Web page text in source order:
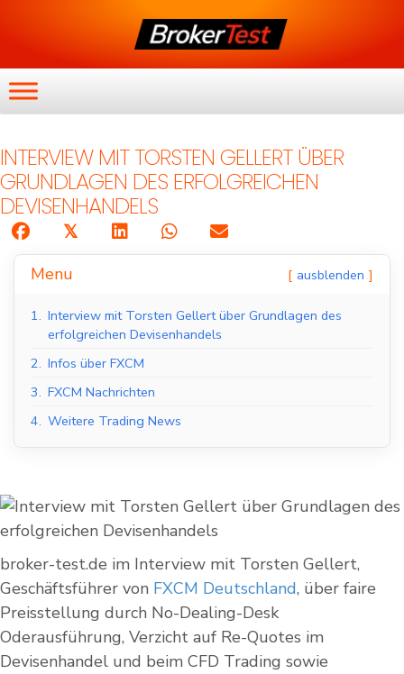
INTERVIEW MIT TORSTEN GELLERT ÜBER
GRUNDLAGEN DES ERFOLGREICHEN
DEVISENHANDELS
𝕏
Menu ausblenden
1. Interview mit Torsten Gellert über Grundlagen des
erfolgreichen Devisenhandels
2. Infos über FXCM
3. FXCM Nachrichten
4. Weitere Trading News
broker-test.de im Interview mit Torsten Gellert,
Geschäftsführer von FXCM Deutschland, über faire
Preisstellung durch No-Dealing-Desk
Oderausführung, Verzicht auf Re-Quotes im
Devisenhandel und beim CFD Trading sowie